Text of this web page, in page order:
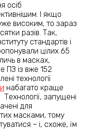
осіб
І якщо
високим, то зараз
разів. Так,
стандартів і
цілих 65
в масках,
ПЗ із вже 152
технології
набагато краще
запущені
для
масками, тому
– і, схоже, їм